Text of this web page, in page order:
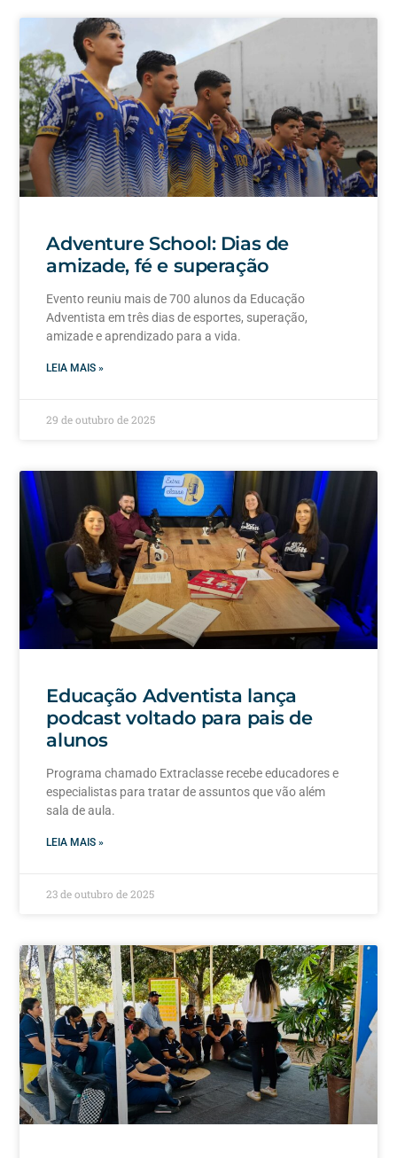
Adventure School: Dias de
amizade, fé e superação
Evento reuniu mais de 700 alunos da Educação
Adventista em três dias de esportes, superação,
amizade e aprendizado para a vida.
LEIA MAIS »
29 de outubro de 2025
Educação Adventista lança
podcast voltado para pais de
alunos
Programa chamado Extraclasse recebe educadores e
especialistas para tratar de assuntos que vão além
sala de aula.
LEIA MAIS »
23 de outubro de 2025